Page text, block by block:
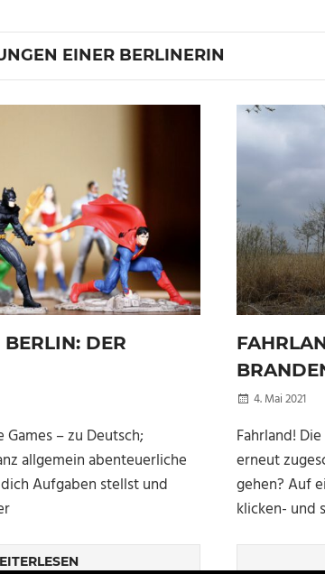
EINER BERLINERIN
BERLIN: DER
– zu Deutsch;
allgemein abenteuerliche
Aufgaben stellst und
4. Mai 2021
Fahrland!
erneut
gehen? Auf
klicken- und